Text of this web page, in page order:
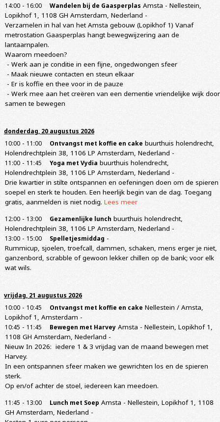
14:00 - 16:00 Wandelen bij de Gaasperplas Amsta - Nellestein,
Lopikhof 1, 1108 GH Amsterdam, Nederland -
Verzamelen in hal van het Amsta gebouw (Lopikhof 1) Vanaf
metrostation Gaasperplas hangt bewegwijzering aan de
lantaarnpalen.
Waarom meedoen?
- Werk aan je conditie in een fijne, ongedwongen sfeer
- Maak nieuwe contacten en steun elkaar
- Er is koffie en thee voor in de pauze
- Werk mee aan het creëren van een dementie vriendelijke wijk door
samen te bewegen
donderdag, 20 augustus 2026
10:00 - 11:00 Ontvangst met koffie en cake buurthuis holendrecht,
Holendrechtplein 38, 1106 LP Amsterdam, Nederland -
11:00 - 11:45 Yoga met Vydia buurthuis holendrecht,
Holendrechtplein 38, 1106 LP Amsterdam, Nederland -
Drie kwartier in stilte ontspannen en oefeningen doen om de spieren
soepel en sterk te houden. Een heerlijk begin van de dag. Toegang
gratis, aanmelden is niet nodig. Lees meer
12:00 - 13:00 Gezamenlijke lunch buurthuis holendrecht,
Holendrechtplein 38, 1106 LP Amsterdam, Nederland -
13:00 - 15:00 Spelletjesmiddag -
Rummicup, sjoelen, troefcall, dammen, schaken, mens erger je niet,
ganzenbord, scrabble of gewoon lekker chillen op de bank; voor elk
wat wils.
vrijdag, 21 augustus 2026
10:00 - 10:45 Ontvangst met koffie en cake Nellestein / Amsta,
Lopikhof 1, Amsterdam -
10:45 - 11:45 Bewegen met Harvey Amsta - Nellestein, Lopikhof 1,
1108 GH Amsterdam, Nederland -
Nieuw In 2026: iedere 1 & 3 vrijdag van de maand bewegen met
Harvey.
In een ontspannen sfeer maken we gewrichten los en de spieren
sterk.
Op en/of achter de stoel, iedereen kan meedoen.
11:45 - 13:00 Lunch met Soep Amsta - Nellestein, Lopikhof 1, 1108
GH Amsterdam, Nederland -